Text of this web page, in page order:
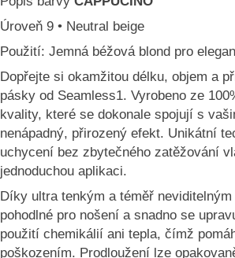
Úroveň 9 • Neutral beige
Použití: Jemná béžová blond pro
Dopřejte si okamžitou délku, objem a
pásky od Seamless1. Vyrobeno ze
kvality, které se dokonale spojují s
nenápadný, přirozený efekt. Unikátní
uchycení bez zbytečného zatěžování
jednoduchou aplikaci.
Díky ultra tenkým a téměř
pohodlné pro nošení a snadno se
použití chemikálií ani tepla, čímž
poškozením. Prodloužení lze